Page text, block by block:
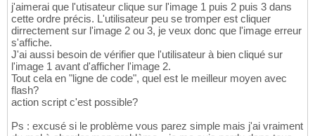
j'aimerai que l'utisateur clique sur l'image 1 puis 2 puis 3 dans
cette ordre précis. L'utilisateur peu se tromper est cliquer
dirrectement sur l'image 2 ou 3, je veux donc que l'image erreur
s'affiche.
J'ai aussi besoin de vérifier que l'utilisateur à bien cliqué sur
l'image 1 avant d'afficher l'image 2.
Tout cela en "ligne de code", quel est le meilleur moyen avec
flash?
action script c'est possible?
Ps : excusé si le problème vous parez simple mais j'ai vraiment